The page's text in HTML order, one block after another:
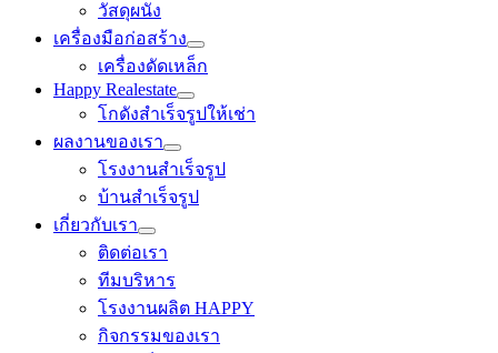
วัสดุผนัง
เครื่องมือก่อสร้าง
เครื่องดัดเหล็ก
Happy Realestate
โกดังสำเร็จรูปให้เช่า
ผลงานของเรา
โรงงานสำเร็จรูป
บ้านสำเร็จรูป
เกี่ยวกับเรา
ติดต่อเรา
ทีมบริหาร
โรงงานผลิต HAPPY
กิจกรรมของเรา